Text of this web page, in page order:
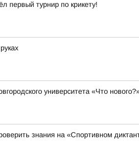
первый турнир по крикету!
университета «Что
знания на «Спортивном